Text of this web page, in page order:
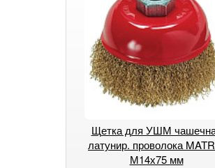
Щетка для УШМ
латунир. проволока
М14х75 мм